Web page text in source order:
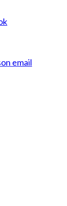
email